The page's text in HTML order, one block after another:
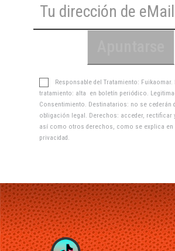
Responsable del Tratamiento: Fuikaomar.
tratamiento: alta en boletín periódico.
Consentimiento. Destinatarios: no se cederán
obligación legal. Derechos: acceder, rectificar
así como otros derechos, como se explica en
privacidad.